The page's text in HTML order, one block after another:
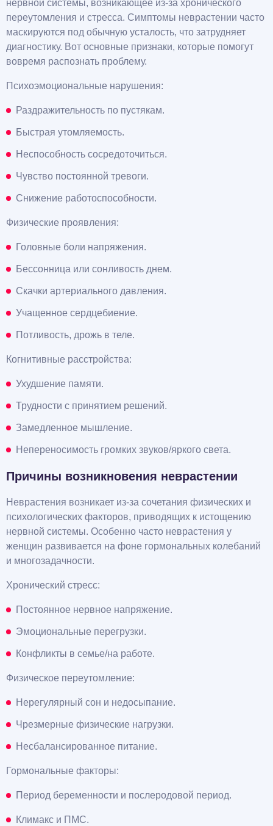
нервной системы, возникающее из-за хронического
переутомления и стресса. Симптомы неврастении часто
маскируются под обычную усталость, что затрудняет
диагностику. Вот основные признаки, которые помогут
вовремя распознать проблему.
Психоэмоциональные нарушения:
Раздражительность по пустякам.
Быстрая утомляемость.
Неспособность сосредоточиться.
Чувство постоянной тревоги.
Снижение работоспособности.
Физические проявления:
Головные боли напряжения.
Бессонница или сонливость днем.
Скачки артериального давления.
Учащенное сердцебиение.
Потливость, дрожь в теле.
Когнитивные расстройства:
Ухудшение памяти.
Трудности с принятием решений.
Замедленное мышление.
Непереносимость громких звуков/яркого света.
Причины возникновения неврастении
Неврастения возникает из-за сочетания физических и
психологических факторов, приводящих к истощению
нервной системы. Особенно часто неврастения у
женщин развивается на фоне гормональных колебаний
и многозадачности.
Хронический стресс:
Постоянное нервное напряжение.
Эмоциональные перегрузки.
Конфликты в семье/на работе.
Физическое переутомление:
Нерегулярный сон и недосыпание.
Чрезмерные физические нагрузки.
Несбалансированное питание.
Гормональные факторы:
Период беременности и послеродовой период.
Климакс и ПМС.